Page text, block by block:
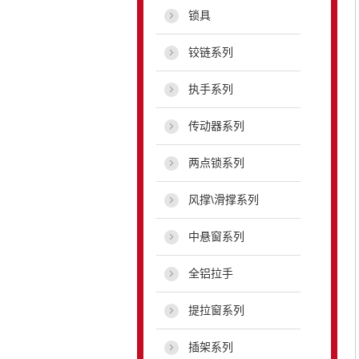
锁具
铰链系列
执手系列
传动器系列
两点锁系列
风撑\滑撑系列
中悬窗系列
全铝拉手
提拉窗系列
插架系列